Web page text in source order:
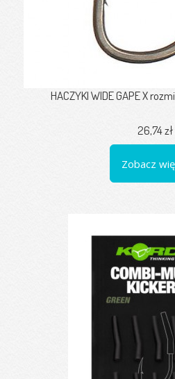
HACZYKI WIDE GAPE X
26,74 zł
Zobacz